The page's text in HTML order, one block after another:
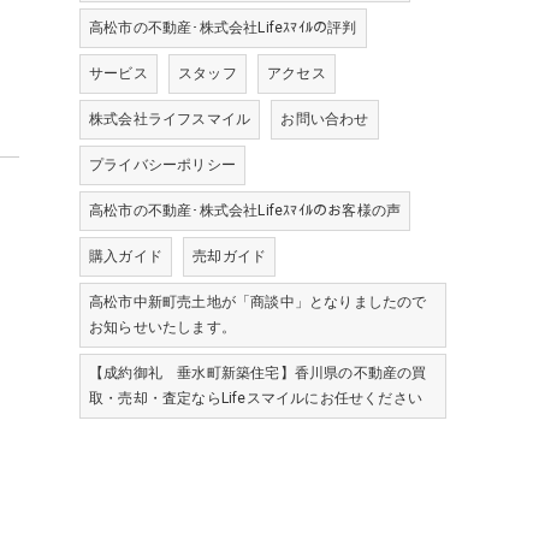
高松市の不動産･株式会社Lifeｽﾏｲﾙの評判
サービス スタッフ アクセス
株式会社ライフスマイル お問い合わせ
プライバシーポリシー
高松市の不動産･株式会社Lifeｽﾏｲﾙのお客様の声
購入ガイド 売却ガイド
高松市中新町売土地が「商談中」となりましたので
お知らせいたします。
【成約御礼 垂水町新築住宅】香川県の不動産の買
取・売却・査定ならLifeスマイルにお任せください